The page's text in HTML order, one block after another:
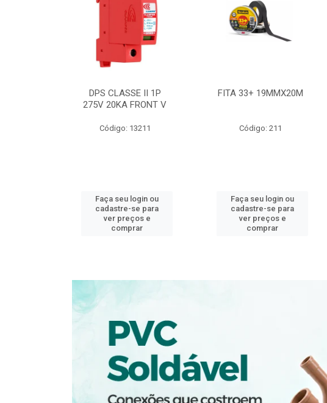
DPS CLASSE II 1P
275V 20KA FRONT V
Código: 13211
Faça seu login ou
cadastre-se para
ver preços e
comprar
FITA 33+ 19MMX20M
Código: 211
Faça seu login ou
cadastre-se para
ver preços e
comprar